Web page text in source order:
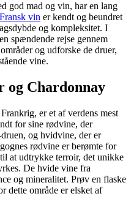
god mad og vin, har en lang
Fransk vin er kendt og beundret
og kompleksitet. I
spændende rejse gennem
og udforske de druer,
vine.
og Chardonnay
er et af verdens mest
for sine rødvine, der
og hvidvine, der er
rødvine er berømte for
at udtrykke terroir, det unikke
De hvide vine fra
og mineralitet. Prøv en flaske
dette område er elsket af